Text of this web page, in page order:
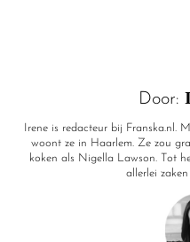
Door:
Irene is redacteur bij Franska.nl.
woont ze in Haarlem. Ze zou
koken als Nigella Lawson. Tot
allerlei